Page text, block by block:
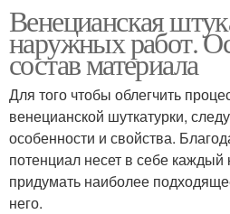
штукатурка
Венецианская
наружных работ.
состав материала
Для того чтобы облегчить
венецианской шуткатурки,
особенности и свойства.
потенциал несет в себе
придумать наиболее
него.